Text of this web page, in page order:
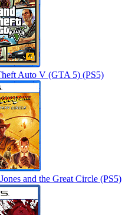
Auto V (GTA 5) (PS5)
and the Great Circle (PS5)